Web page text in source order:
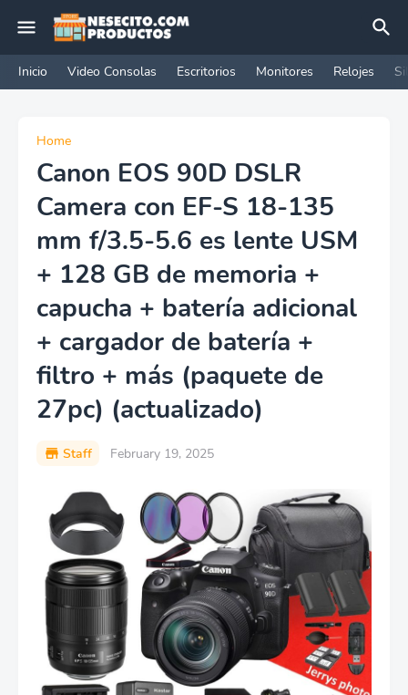
Inicio Video Consolas Escritorios Monitores Relojes
Home
Canon EOS 90D DSLR
Camera con EF-S 18-135
mm f/3.5-5.6 es lente USM
+ 128 GB de memoria +
capucha + batería adicional
+ cargador de batería +
filtro + más (paquete de
27pc) (actualizado)
Staff February 19, 2025